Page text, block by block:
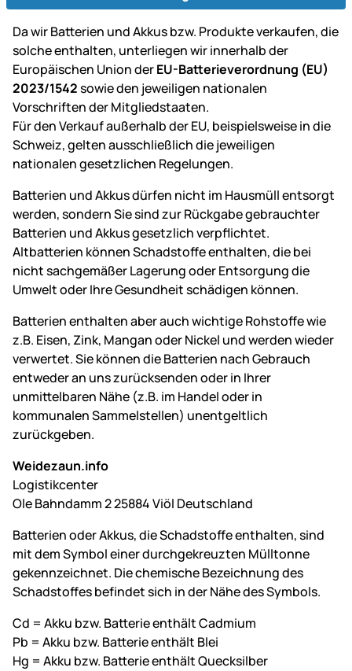
Da wir Batterien und Akkus bzw. Produkte verkaufen, die
solche enthalten, unterliegen wir innerhalb der
Europäischen Union derEU-Batterieverordnung (EU)
2023/1542sowie den jeweiligen nationalen
Vorschriften der Mitgliedstaaten.
Für den Verkauf außerhalb der EU, beispielsweise in die
Schweiz, gelten ausschließlich die jeweiligen
nationalen gesetzlichen Regelungen.
Batterien und Akkus dürfen nicht im Hausmüll entsorgt
werden, sondern Sie sind zur Rückgabe gebrauchter
Batterien und Akkus gesetzlich verpflichtet.
Altbatterien können Schadstoffe enthalten, die bei
nicht sachgemäßer Lagerung oder Entsorgung die
Umwelt oder Ihre Gesundheit schädigen können.
Batterien enthalten aber auch wichtige Rohstoffe wie
z.B. Eisen, Zink, Mangan oder Nickel und werden wieder
verwertet. Sie können die Batterien nach Gebrauch
entweder an uns zurücksenden oder in Ihrer
unmittelbaren Nähe (z.B. im Handel oder in
kommunalen Sammelstellen) unentgeltlich
zurückgeben.
Weidezaun.info
Logistikcenter
Ole Bahndamm 2 25884 Viöl Deutschland
Batterien oder Akkus, die Schadstoffe enthalten, sind
mit dem Symbol einer durchgekreuzten Mülltonne
gekennzeichnet. Die chemische Bezeichnung des
Schadstoffes befindet sich in der Nähe des Symbols.
Cd = Akku bzw. Batterie enthält Cadmium
Pb = Akku bzw. Batterie enthält Blei
Hg = Akku bzw. Batterie enthält Quecksilber